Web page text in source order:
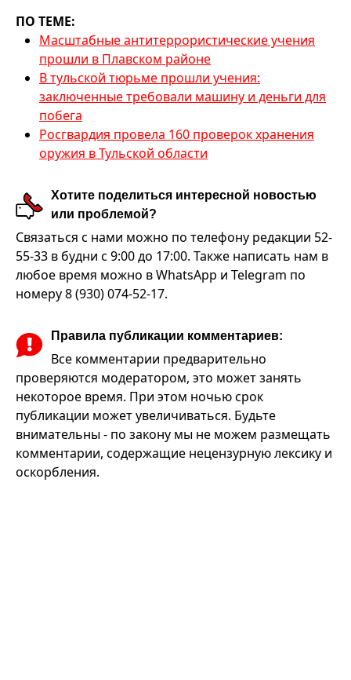
ПО ТЕМЕ:
Масштабные антитеррористические учения
прошли в Плавском районе
В тульской тюрьме прошли учения:
заключенные требовали машину и деньги для
побега
Росгвардия провела 160 проверок хранения
оружия в Тульской области
Хотите поделиться интересной новостью
или проблемой?
Связаться с нами можно по телефону редакции 52-
55-33 в будни с 9:00 до 17:00. Также написать нам в
любое время можно в WhatsApp и Telegram по
номеру 8 (930) 074-52-17.
Правила публикации комментариев:
Все комментарии предварительно
проверяются модератором, это может занять
некоторое время. При этом ночью срок
публикации может увеличиваться. Будьте
внимательны - по закону мы не можем размещать
комментарии, содержащие нецензурную лексику и
оскорбления.